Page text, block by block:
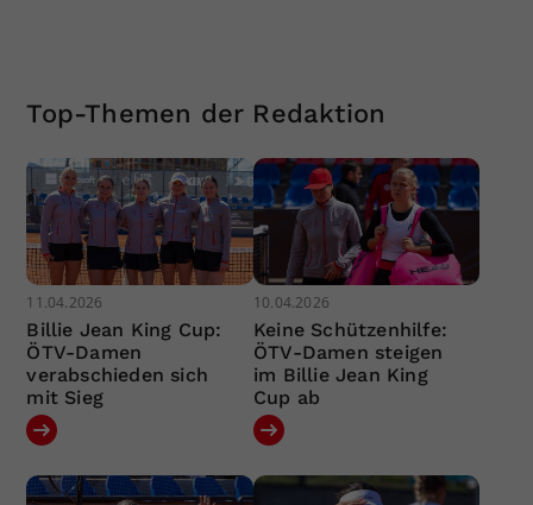
Top-Themen der Redaktion
11.04.2026
Billie Jean King Cup:
ÖTV-Damen
verabschieden sich
mit Sieg
10.04.2026
Keine Schützenhilfe:
ÖTV-Damen steigen
im Billie Jean King
Cup ab